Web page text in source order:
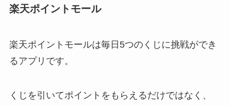
楽天ポイントモール
楽天ポイントモールは毎日5つのくじに挑戦ができ
るアプリです。
くじを引いてポイントをもらえるだけではなく、